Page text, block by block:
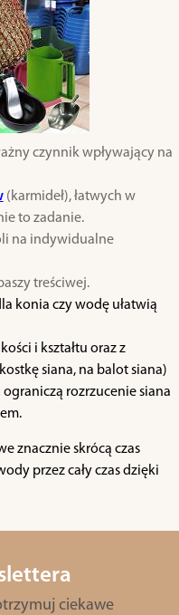
czynnik wpływający na
(karmideł), łatwych w
to zadanie.
na indywidualne
treściwej.
konia czy wodę ułatwią
i kształtu oraz z
siana, na balot siana)
rozrzucenie siana
znacznie skrócą czas
przez cały czas dzięki
ciekawe